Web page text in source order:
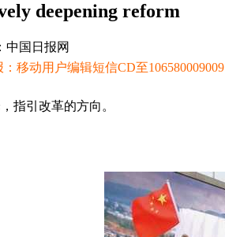
deepening reform
中国日报网
移动用户编辑短信CD至106580009009
指引改革的方向。